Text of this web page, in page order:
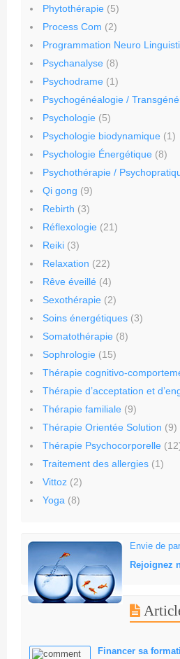
Phytothérapie (5)
Process Com (2)
Programmation Neuro
Psychanalyse (8)
Psychodrame (1)
Psychogénéalogie /
Psychologie (5)
Psychologie biodynamique (1)
Psychologie Énergétique (8)
Psychothérapie /
Qi gong (9)
Rebirth (3)
Réflexologie (21)
Reiki (3)
Relaxation (22)
Rêve éveillé (4)
Sexothérapie (2)
Soins énergétiques (3)
Somatothérapie (8)
Sophrologie (15)
Thérapie cognitivo-
Thérapie d’acceptation et
Thérapie familiale (9)
Thérapie Orientée Solution (9)
Thérapie Psychocorporelle
Traitement des allergies (1)
Vittoz (2)
Yoga (8)
Envie de
Rejoignez
Financer sa